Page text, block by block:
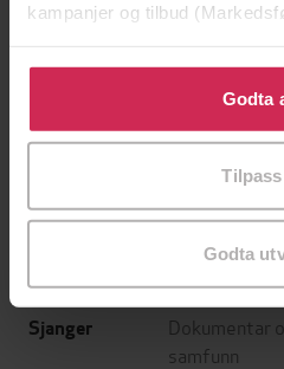
kampanjer og tilbud
Klikk på «Godta alle» for å gi
bruke cookies for alle disse
tilpasse ditt samtykke til
Godta
Tilpass
Godta
74 Brief
Difference
Craig Storti
Forlag John Murray
Sjanger Dokumentar
samfunn